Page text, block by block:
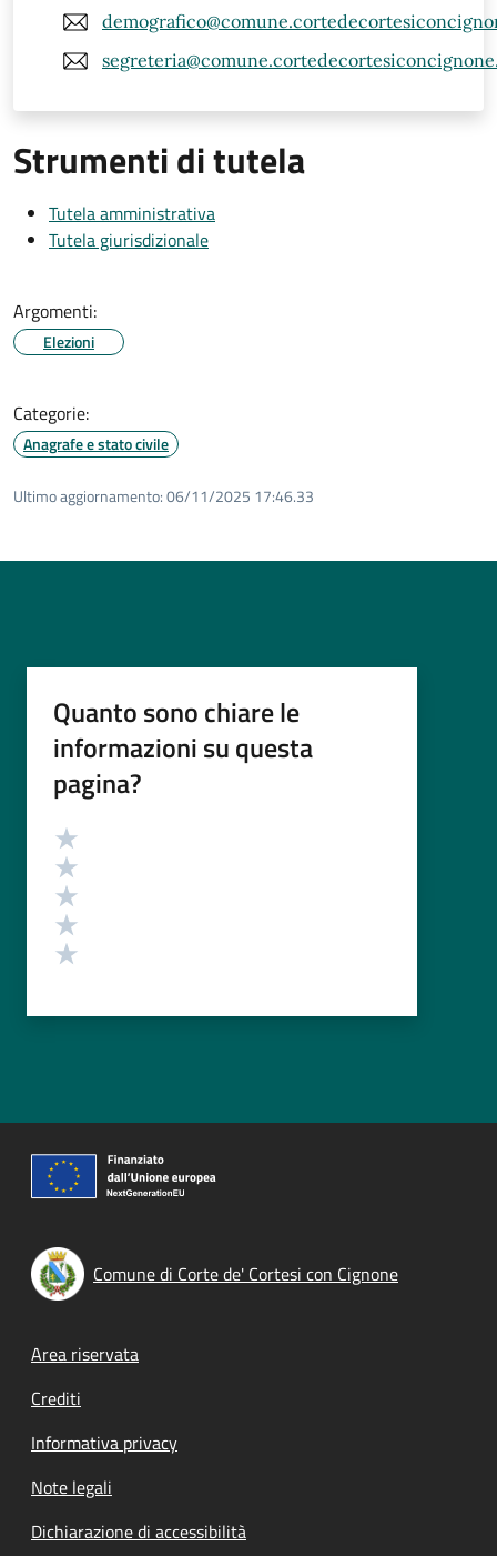
Strumenti di tutela
Tutela amministrativa
Tutela giurisdizionale
Argomenti:
Elezioni
Categorie:
Anagrafe e stato civile
Ultimo aggiornamento:06/11/2025 17:46.33
Quanto sono chiare le
informazioni su questa
pagina?
Valutazione
Comune di Corte de' Cortesi con Cignone
Footer menu
Area riservata
Crediti
Informativa privacy
Note legali
Dichiarazione di accessibilità